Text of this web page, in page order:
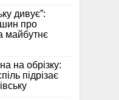
дивує”:
про
майбутнє
на обрізку:
підрізає